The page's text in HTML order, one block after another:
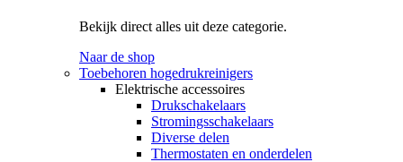
Bekijk direct alles uit deze categorie.
Naar de shop
Toebehoren hogedrukreinigers
Elektrische accessoires
Drukschakelaars
Stromingsschakelaars
Diverse delen
Thermostaten en onderdelen